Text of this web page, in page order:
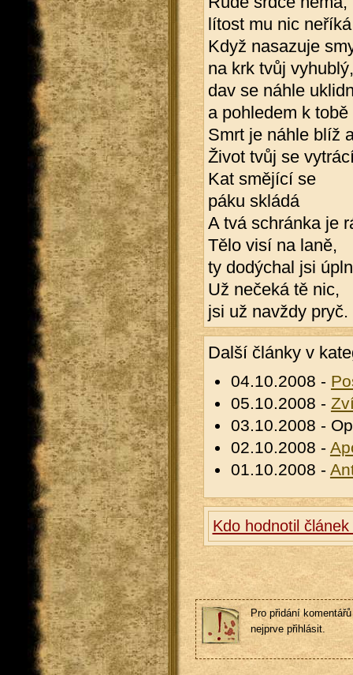
lítost mu nic
Když nasazuje
na krk tvůj vyhublý,
dav se náhle
a pohledem k
Smrt je náhle blíž
Život tvůj se
Kat smějící se
páku skládá
A tvá schránka je
Tělo visí na laně,
ty dodýchal jsi
Už nečeká tě nic,
jsi už navždy pryč.
Další články v
04.10.2008 -
05.10.2008 -
03.10.2008 -
02.10.2008 -
01.10.2008 -
Kdo hodnotil
Pro přidání
nejprve přihlásit.